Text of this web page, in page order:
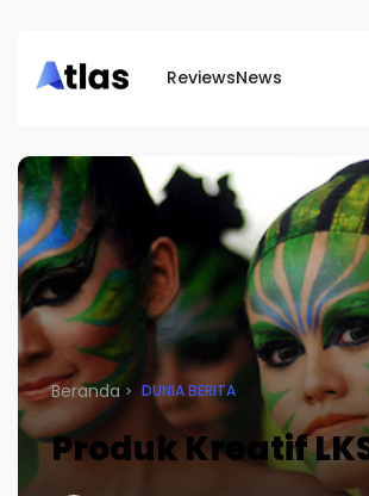
ReviewsNews
Beranda DUNIA BERITA
Produk Kreatif